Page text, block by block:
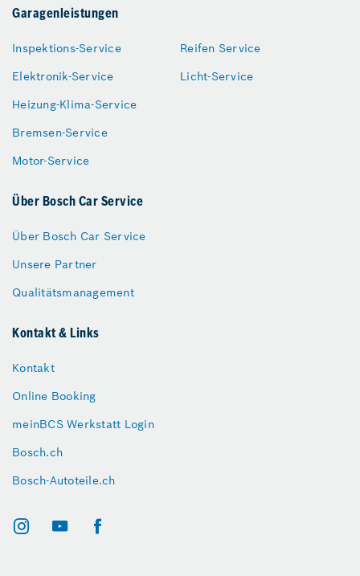
Garagenleistungen
Inspektions-Service
Elektronik-Service
Heizung-Klima-Service
Bremsen-Service
Motor-Service
Reifen Service
Licht-Service
Über Bosch Car Service
Über Bosch Car Service
Unsere Partner
Qualitätsmanagement
Kontakt & Links
Kontakt
Online Booking
meinBCS Werkstatt Login
Bosch.ch
Bosch-Autoteile.ch